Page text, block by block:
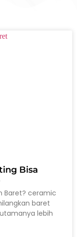
Bisa
Baret? ceramic
baret
lebih